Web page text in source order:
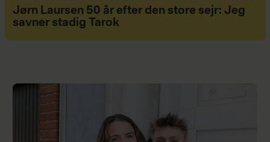
Jørn Laursen 50 år efter den store sejr: Jeg
savner stadig Tarok